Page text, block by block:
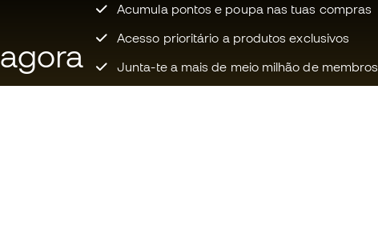
agora
Acumula pontos e poupa nas tuas compras
Acesso prioritário a produtos exclusivos
Junta-te a mais de meio milhão de membros